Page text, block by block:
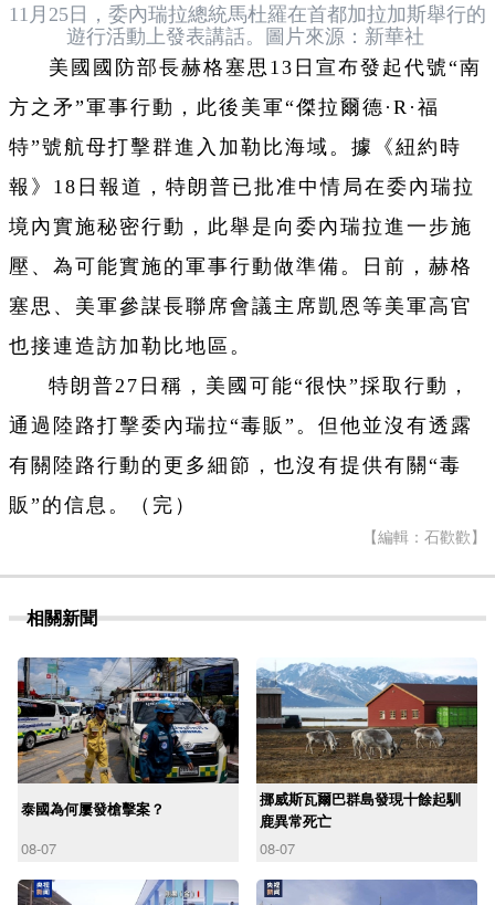
11月25日，委內瑞拉總統馬杜羅在首都加拉加斯舉行的
遊行活動上發表講話。圖片來源：新華社
美國國防部長赫格塞思13日宣布發起代號“南
方之矛”軍事行動，此後美軍“傑拉爾德·R·福
特”號航母打擊群進入加勒比海域。據《紐約時
報》18日報道，特朗普已批准中情局在委內瑞拉
境內實施秘密行動，此舉是向委內瑞拉進一步施
壓、為可能實施的軍事行動做準備。日前，赫格
塞思、美軍參謀長聯席會議主席凱恩等美軍高官
也接連造訪加勒比地區。
特朗普27日稱，美國可能“很快”採取行動，
通過陸路打擊委內瑞拉“毒販”。但他並沒有透露
有關陸路行動的更多細節，也沒有提供有關“毒
販”的信息。（完）
【編輯：石歡歡】
相關新聞
泰國為何屢發槍擊案？
08-07
挪威斯瓦爾巴群島發現十餘起馴
鹿異常死亡
08-07